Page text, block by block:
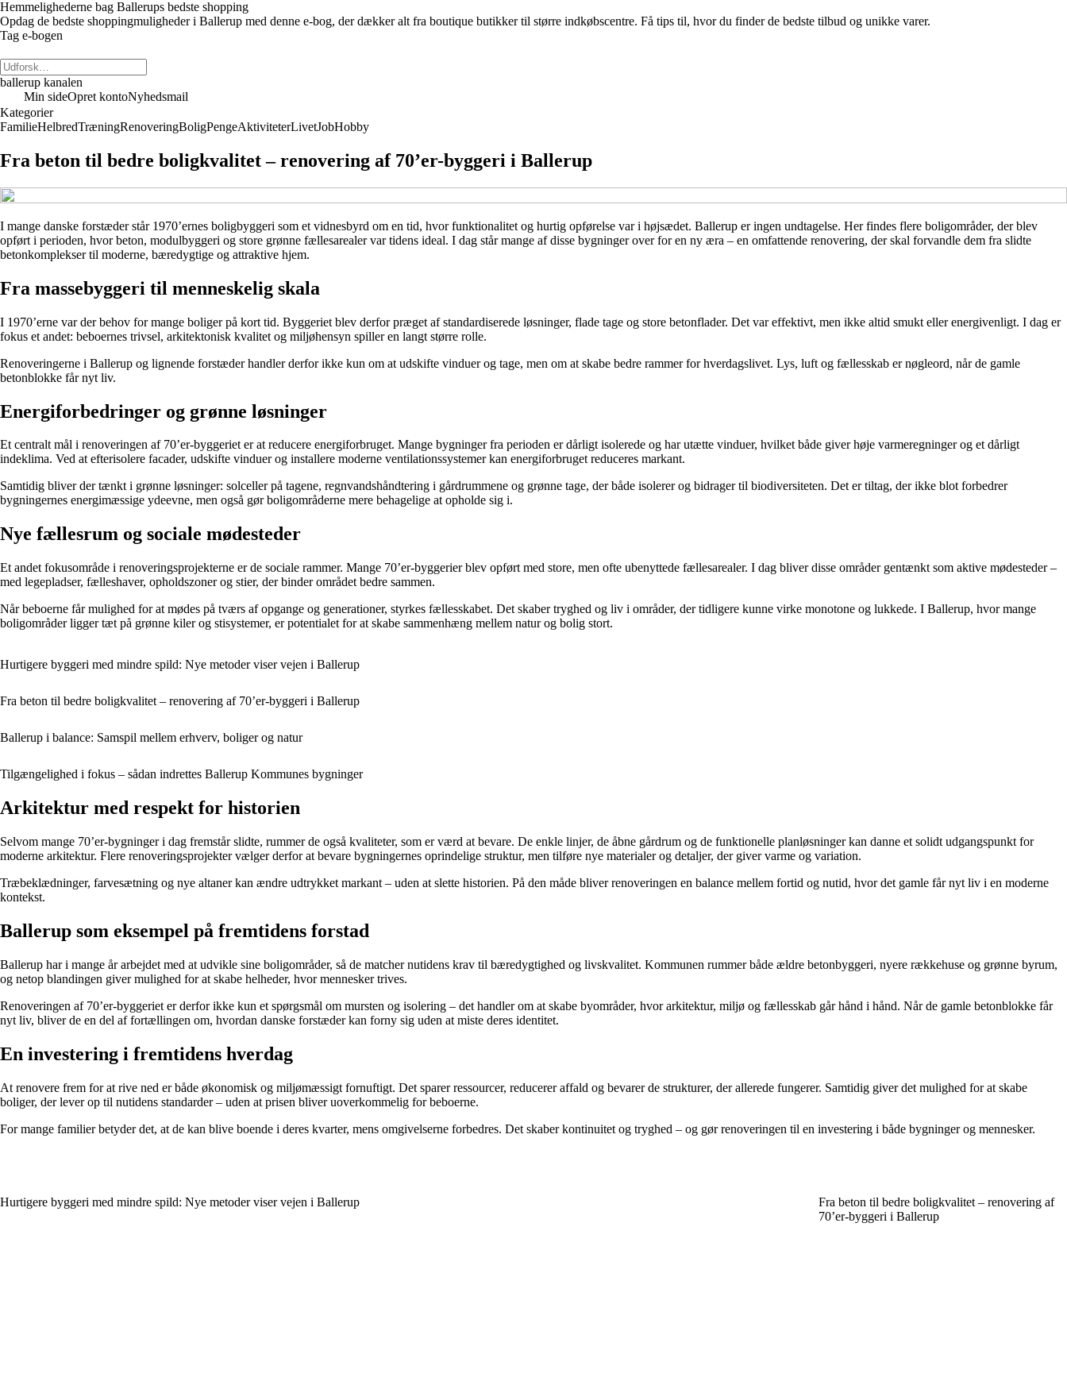
Hemmelighederne bag Ballerups bedste shopping
Opdag de bedste shoppingmuligheder i Ballerup med denne e-bog, der dækker alt fra boutique butikker til større indkøbscentre. Få tips til, hvor du finder de bedste tilbud og unikke varer.
Tag e-bogen
ballerup kanalen
Min sideOpret kontoNyhedsmail
Kategorier
FamilieHelbredTræningRenoveringBoligPengeAktiviteterLivetJobHobby
Fra beton til bedre boligkvalitet – renovering af 70’er-byggeri i Ballerup
I mange danske forstæder står 1970’ernes boligbyggeri som et vidnesbyrd om en tid, hvor funktionalitet og hurtig opførelse var i højsædet. Ballerup er ingen undtagelse. Her findes flere boligområder, der blev
opført i perioden, hvor beton, modulbyggeri og store grønne fællesarealer var tidens ideal. I dag står mange af disse bygninger over for en ny æra – en omfattende renovering, der skal forvandle dem fra slidte
betonkomplekser til moderne, bæredygtige og attraktive hjem.
Fra massebyggeri til menneskelig skala
I 1970’erne var der behov for mange boliger på kort tid. Byggeriet blev derfor præget af standardiserede løsninger, flade tage og store betonflader. Det var effektivt, men ikke altid smukt eller energivenligt. I dag er
fokus et andet: beboernes trivsel, arkitektonisk kvalitet og miljøhensyn spiller en langt større rolle.
Renoveringerne i Ballerup og lignende forstæder handler derfor ikke kun om at udskifte vinduer og tage, men om at skabe bedre rammer for hverdagslivet. Lys, luft og fællesskab er nøgleord, når de gamle
betonblokke får nyt liv.
Energiforbedringer og grønne løsninger
Et centralt mål i renoveringen af 70’er-byggeriet er at reducere energiforbruget. Mange bygninger fra perioden er dårligt isolerede og har utætte vinduer, hvilket både giver høje varmeregninger og et dårligt
indeklima. Ved at efterisolere facader, udskifte vinduer og installere moderne ventilationssystemer kan energiforbruget reduceres markant.
Samtidig bliver der tænkt i grønne løsninger: solceller på tagene, regnvandshåndtering i gårdrummene og grønne tage, der både isolerer og bidrager til biodiversiteten. Det er tiltag, der ikke blot forbedrer
bygningernes energimæssige ydeevne, men også gør boligområderne mere behagelige at opholde sig i.
Nye fællesrum og sociale mødesteder
Et andet fokusområde i renoveringsprojekterne er de sociale rammer. Mange 70’er-byggerier blev opført med store, men ofte ubenyttede fællesarealer. I dag bliver disse områder gentænkt som aktive mødesteder –
med legepladser, fælleshaver, opholdszoner og stier, der binder området bedre sammen.
Når beboerne får mulighed for at mødes på tværs af opgange og generationer, styrkes fællesskabet. Det skaber tryghed og liv i områder, der tidligere kunne virke monotone og lukkede. I Ballerup, hvor mange
boligområder ligger tæt på grønne kiler og stisystemer, er potentialet for at skabe sammenhæng mellem natur og bolig stort.
Hurtigere byggeri med mindre spild: Nye metoder viser vejen i Ballerup
Fra beton til bedre boligkvalitet – renovering af 70’er-byggeri i Ballerup
Ballerup i balance: Samspil mellem erhverv, boliger og natur
Tilgængelighed i fokus – sådan indrettes Ballerup Kommunes bygninger
Arkitektur med respekt for historien
Selvom mange 70’er-bygninger i dag fremstår slidte, rummer de også kvaliteter, som er værd at bevare. De enkle linjer, de åbne gårdrum og de funktionelle planløsninger kan danne et solidt udgangspunkt for
moderne arkitektur. Flere renoveringsprojekter vælger derfor at bevare bygningernes oprindelige struktur, men tilføre nye materialer og detaljer, der giver varme og variation.
Træbeklædninger, farvesætning og nye altaner kan ændre udtrykket markant – uden at slette historien. På den måde bliver renoveringen en balance mellem fortid og nutid, hvor det gamle får nyt liv i en moderne
kontekst.
Ballerup som eksempel på fremtidens forstad
Ballerup har i mange år arbejdet med at udvikle sine boligområder, så de matcher nutidens krav til bæredygtighed og livskvalitet. Kommunen rummer både ældre betonbyggeri, nyere rækkehuse og grønne byrum,
og netop blandingen giver mulighed for at skabe helheder, hvor mennesker trives.
Renoveringen af 70’er-byggeriet er derfor ikke kun et spørgsmål om mursten og isolering – det handler om at skabe byområder, hvor arkitektur, miljø og fællesskab går hånd i hånd. Når de gamle betonblokke får
nyt liv, bliver de en del af fortællingen om, hvordan danske forstæder kan forny sig uden at miste deres identitet.
En investering i fremtidens hverdag
At renovere frem for at rive ned er både økonomisk og miljømæssigt fornuftigt. Det sparer ressourcer, reducerer affald og bevarer de strukturer, der allerede fungerer. Samtidig giver det mulighed for at skabe
boliger, der lever op til nutidens standarder – uden at prisen bliver uoverkommelig for beboerne.
For mange familier betyder det, at de kan blive boende i deres kvarter, mens omgivelserne forbedres. Det skaber kontinuitet og tryghed – og gør renoveringen til en investering i både bygninger og mennesker.
Hurtigere byggeri med mindre spild: Nye metoder viser vejen i Ballerup
Fra beton til bedre boligkvalitet – renovering af
70’er-byggeri i Ballerup